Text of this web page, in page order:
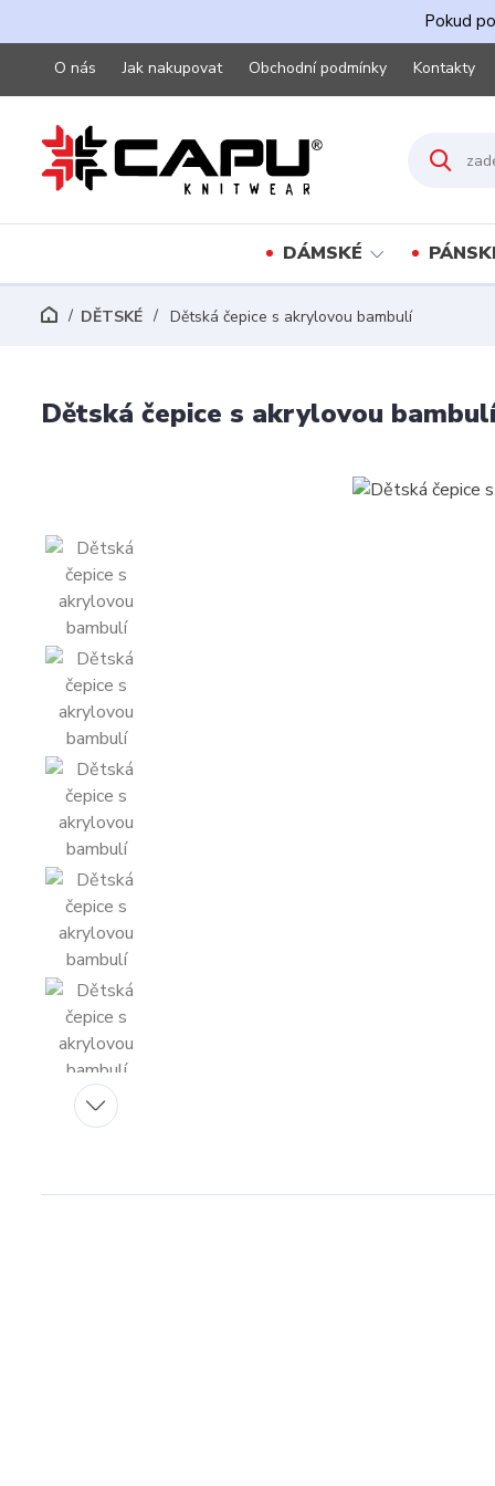
Pokud
O nás Jak nakupovat Obchodní podmínky Kontakty
DÁMSKÉ
DĚTSKÉ Dětská čepice s akrylovou bambulí
Dětská čepice s akrylovou